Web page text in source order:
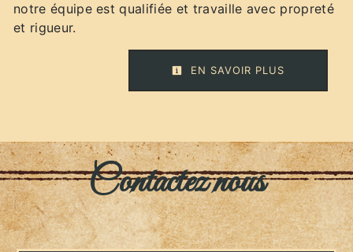
notre équipe est qualifiée et travaille avec propreté
et rigueur.
EN SAVOIR PLUS
Contactez nous